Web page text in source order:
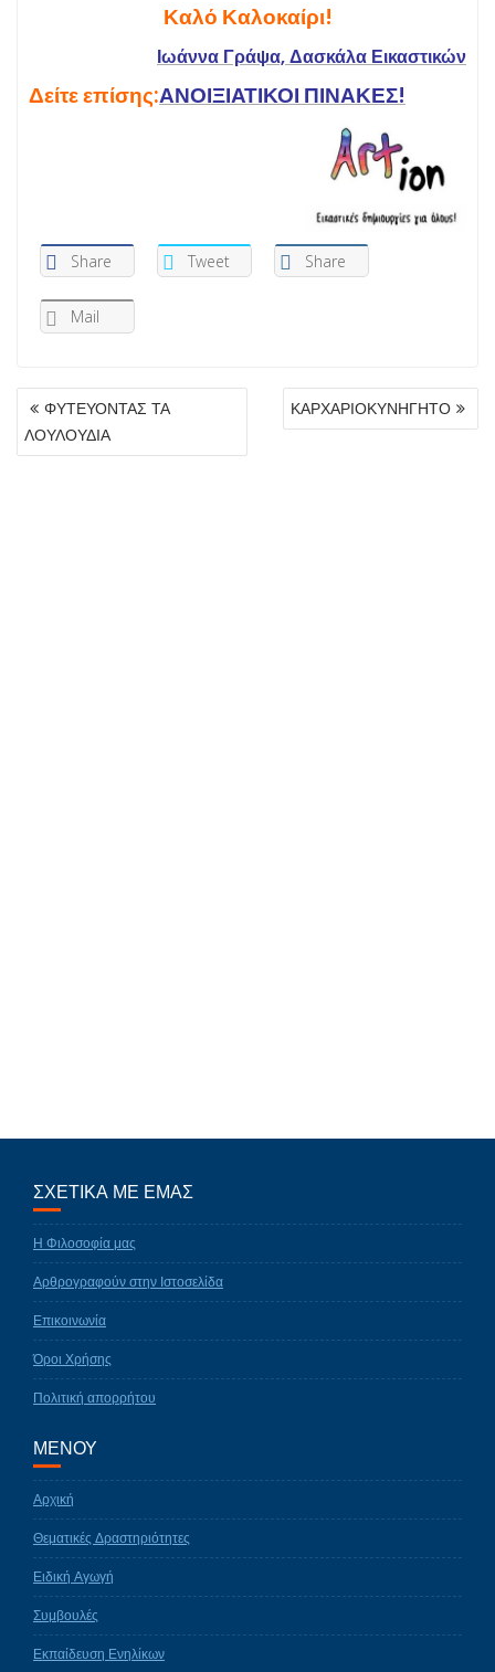
Καλό Καλοκαίρι!
Ιωάννα Γράψα, Δασκάλα Εικαστικών
Δείτε επίσης:ΑΝΟΙΞΙΑΤΙΚΟΙ ΠΙΝΑΚΕΣ!
Share Tweet Share
Mail
ΠΛΟΉΓΗΣΗ
ΆΡΘΡΩΝ
ΦΥΤΕΥΟΝΤΑΣ ΤΑ
ΛΟΥΛΟΥΔΙΑ
ΚΑΡΧΑΡΙΟΚΥΝΗΓΗΤΟ
ΣΧΕΤΙΚΑ ΜΕ ΕΜΑΣ
Η Φιλοσοφία μας
Αρθρογραφούν στην Ιστοσελίδα
Επικοινωνία
Όροι Χρήσης
Πολιτική απορρήτου
ΜΕΝΟΥ
Αρχική
Θεματικές Δραστηριότητες
Ειδική Αγωγή
Συμβουλές
Εκπαίδευση Ενηλίκων